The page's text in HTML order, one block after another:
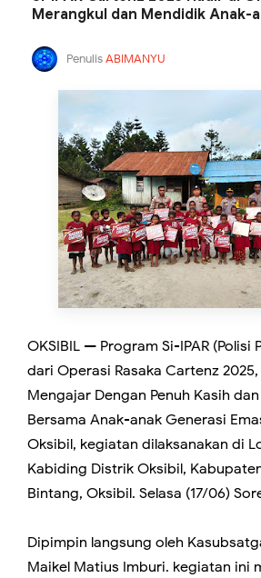
Merangkul dan Mendidik Anak-
PenulisABIMANYU
OKSIBIL — Program Si-IPAR (Polisi
dari Operasi Rasaka Cartenz
Mengajar Dengan Penuh Kasih
Bersama Anak-anak Generasi
Oksibil, kegiatan dilaksanakan di
Kabiding Distrik Oksibil,
Bintang, Oksibil. Selasa (17/06)
Dipimpin langsung oleh
Maikel Matius Imburi. kegiatan ini